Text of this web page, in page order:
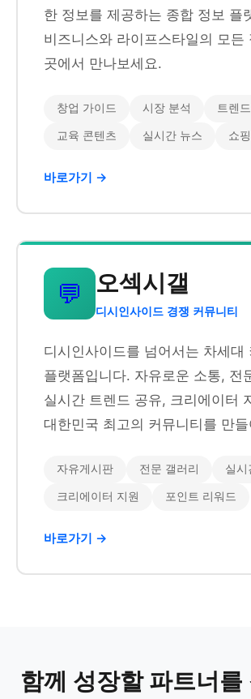
한 정보를 제공하는 종합 정보 플
비즈니스와 라이프스타일의 모든
곳에서 만나보세요.
창업 가이드 시장 분석 트렌
교육 콘텐츠 실시간 뉴스 쇼
바로가기 →
💬 오섹시갤
디시인사이드 경쟁 커뮤니티
디시인사이드를 넘어서는 차세대
플랫폼입니다. 자유로운 소통, 전
실시간 트렌드 공유, 크리에이터
대한민국 최고의 커뮤니티를 만
자유게시판 전문 갤러리 실시
크리에이터 지원 포인트 리워드
바로가기 →
함께 성장할 파트너를